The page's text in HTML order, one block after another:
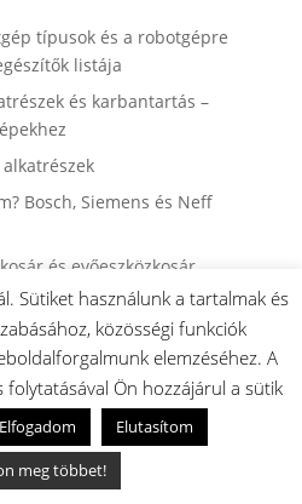
típusok és a robotgépre
listája
és karbantartás –
Bosch, Siemens és Neff
és evőeszközkosár
tudnod kell a kosarak
és alkatrészeiről
hűtők ajtógumi
szakszerű útmutató
robotgépek
ábrák és alkatrészek egy
Sütiket használunk a tartalmak és
közösségi funkciók
elemzéséhez. A
Ön hozzájárul a sütik
Elfogadom
Elutasítom
meg többet!